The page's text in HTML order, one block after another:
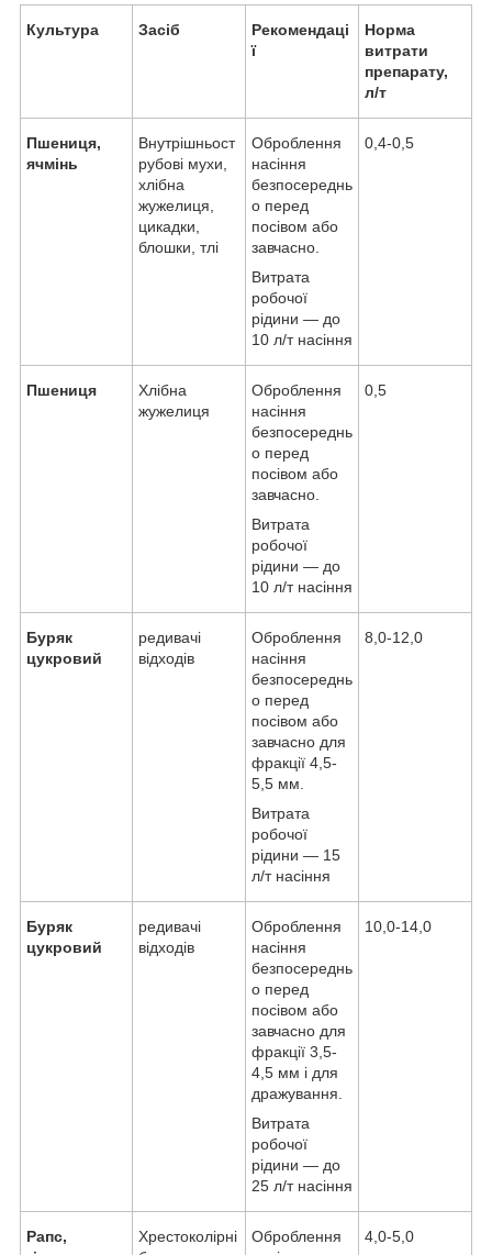
Культура Засіб
Рекомендаці
ї
Норма
витрати
препарату,
л/т
Пшениця,
ячмінь
Внутрішньост
рубові мухи,
хлібна
жужелиця,
цикадки,
блошки, тлі
Оброблення
насіння
безпосереднь
о перед
посівом або
завчасно.
Витрата
робочої
рідини — до
10 л/т насіння
0,4-0,5
Пшениця
Хлібна
жужелиця
Оброблення
насіння
безпосереднь
о перед
посівом або
завчасно.
Витрата
робочої
рідини — до
10 л/т насіння
0,5
Буряк
цукровий
редивачі
відходів
Оброблення
насіння
безпосереднь
о перед
посівом або
завчасно для
фракції 4,5-
5,5 мм.
Витрата
робочої
рідини — 15
л/т насіння
8,0-12,0
Буряк
цукровий
редивачі
відходів
Оброблення
насіння
безпосереднь
о перед
посівом або
завчасно для
фракції 3,5-
4,5 мм і для
дражування.
Витрата
робочої
рідини — до
25 л/т насіння
10,0-14,0
Рапс,
Хрестоколірні
Оброблення
4,0-5,0